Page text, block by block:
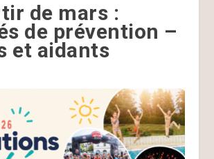
de mars :
de prévention –
et aidants